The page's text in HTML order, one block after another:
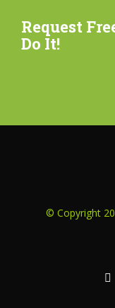
Request
Do It!
© Copyright